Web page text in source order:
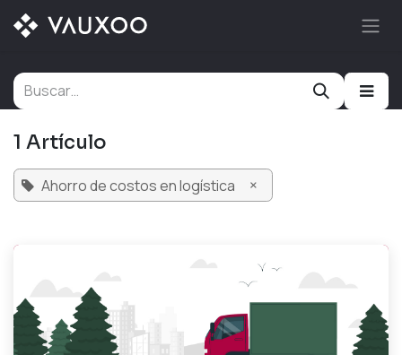
Ir al contenido
1 Artículo
Ahorro de costos en logística ×